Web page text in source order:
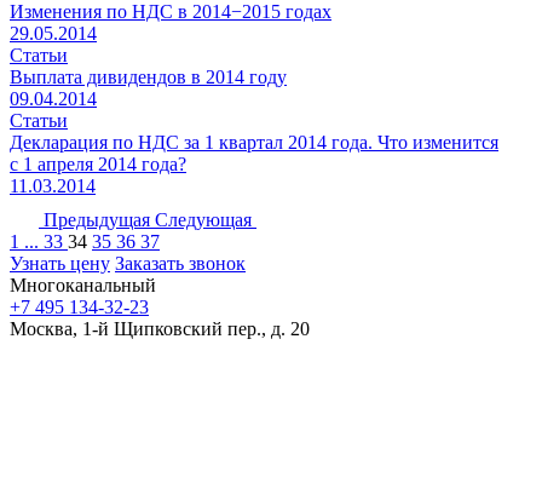
Изменения по НДС в 2014−2015 годах
29.05.2014
Статьи
Выплата дивидендов в 2014 году
09.04.2014
Статьи
Декларация по НДС за 1 квартал 2014 года. Что изменится
с 1 апреля 2014 года?
11.03.2014
Предыдущая Следующая
1 ... 33 34 35 36 37
Узнать цену Заказать звонок
Многоканальный
+7 495 134-32-23
Москва, 1-й Щипковский пер., д. 20